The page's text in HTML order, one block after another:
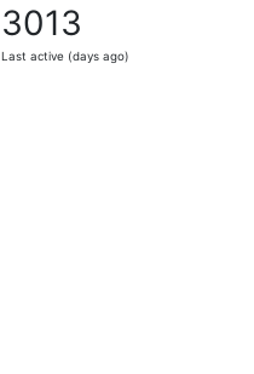
3013
Last active (days ago)